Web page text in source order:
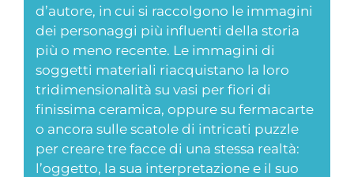
d’autore, in cui si raccolgono le immagini
dei personaggi più influenti della storia
più o meno recente. Le immagini di
soggetti materiali riacquistano la loro
tridimensionalità su vasi per fiori di
finissima ceramica, oppure su fermacarte
o ancora sulle scatole di intricati puzzle
per creare tre facce di una stessa realtà:
l’oggetto, la sua interpretazione e il suo